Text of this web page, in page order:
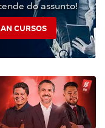
do assunto!
CURSOS